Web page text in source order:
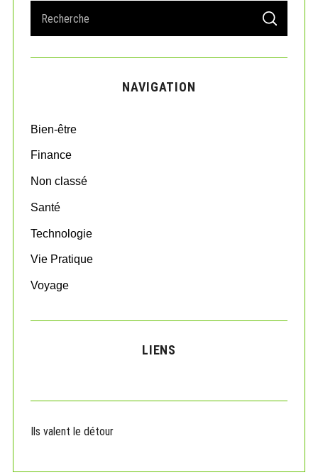
a
r
o
:
S
A
C
NAVIGATION
Bien-être
Finance
Non classé
Santé
Technologie
Vie Pratique
Voyage
LIENS
Ils valent le détour